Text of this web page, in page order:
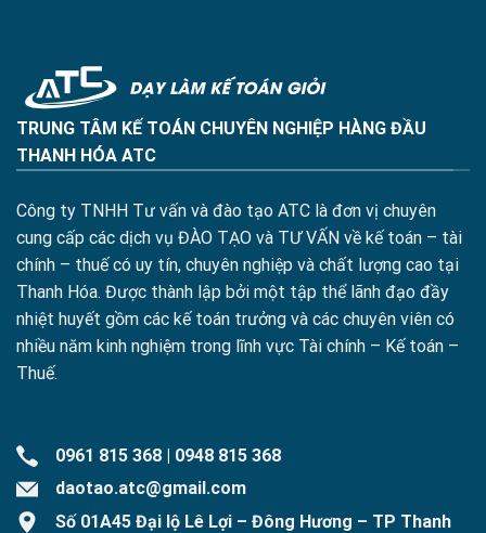
TRUNG TÂM KẾ TOÁN CHUYÊN NGHIỆP HÀNG ĐẦU
THANH HÓA ATC
Công ty TNHH Tư vấn và đào tạo ATC là đơn vị chuyên
cung cấp các dịch vụ ĐÀO TẠO và TƯ VẤN về kế toán – tài
chính – thuế có uy tín, chuyên nghiệp và chất lượng cao tại
Thanh Hóa. Được thành lập bởi một tập thể lãnh đạo đầy
nhiệt huyết gồm các kế toán trưởng và các chuyên viên có
nhiều năm kinh nghiệm trong lĩnh vực Tài chính – Kế toán –
Thuế.
0961 815 368
0948 815 368
daotao.atc@gmail.com
Số 01A45 Đại lộ Lê Lợi – Đông Hương – TP Thanh